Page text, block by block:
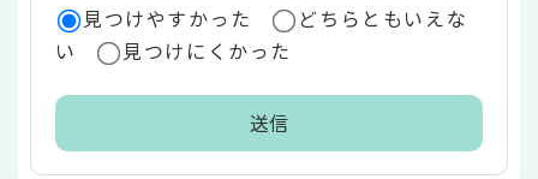
見つけやすかった
どちらともいえな
い
見つけにくかった